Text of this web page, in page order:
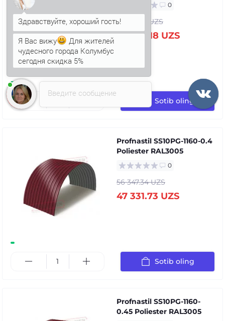
0
68 181.22 UZS
57 272.18 UZS
Sotib oling
Profnastil SS10PG-1160-0.4
Poliester RAL3005
0
56 347.34 UZS
47 331.73 UZS
Sotib oling
Profnastil SS10PG-1160-
0.45 Poliester RAL3005
Введите сообщение
Здравствуйте, хороший гость!
Я Вас вижу
Для жителей
чудесного города Колумбус
сегодня скидка 5%
Аннапечатает...